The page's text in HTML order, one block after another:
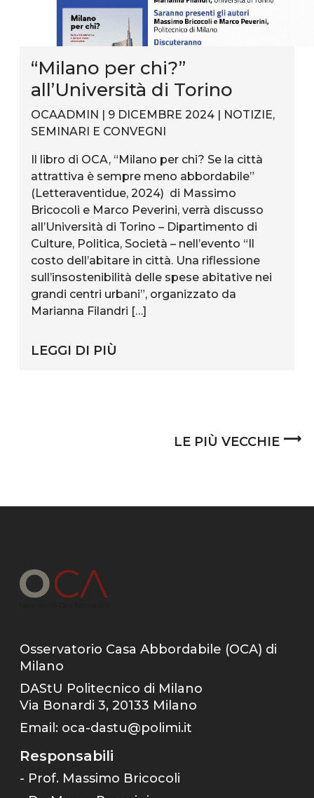
“Milano per chi?”
all’Università di Torino
OCAADMIN | 9 DICEMBRE 2024 | NOTIZIE,
SEMINARI E CONVEGNI
Il libro di OCA, “Milano per chi? Se la città
attrattiva è sempre meno abbordabile”
(Letteraventidue, 2024) di Massimo
Bricocoli e Marco Peverini, verrà discusso
all’Università di Torino – Dipartimento di
Culture, Politica, Società – nell’evento “Il
costo dell’abitare in città. Una riflessione
sull’insostenibilità delle spese abitative nei
grandi centri urbani”, organizzato da
Marianna Filandri […]
LEGGI DI PIÙ
LE PIÙ VECCHIE ⟶
Osservatorio Casa Abbordabile (OCA) di
Milano
DAStU Politecnico di Milano
Via Bonardi 3, 20133 Milano
Email: oca-dastu@polimi.it
Responsabili
- Prof. Massimo Bricocoli